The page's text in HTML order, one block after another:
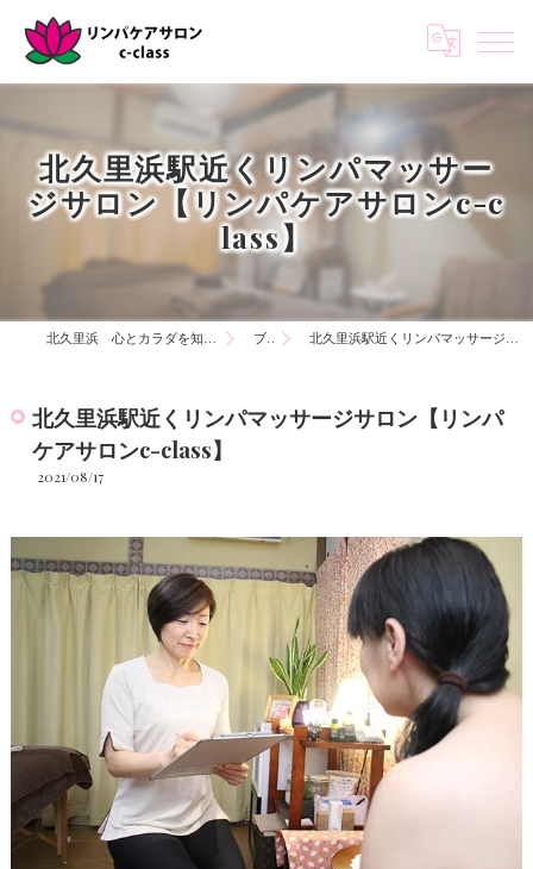
北久里浜駅近くリンパマッサー
ジサロン【リンパケアサロンc-c
lass】
ブログ 北久里浜駅近くリンパマッサージサロン【リンパケアサロンc-class】
北久里浜駅近くリンパマッサージサロン【リンパ
ケアサロンc-class】
2021/08/17